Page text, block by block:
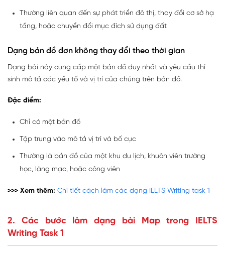
Thường liên quan đến sự phát triển đô thị, thay đổi cơ sở hạ
tầng, hoặc chuyển đổi mục đích sử dụng đất
Dạng bản đồ đơn không thay đổi theo thời gian
Dạng bài này cung cấp một bản đồ duy nhất và yêu cầu thí
sinh mô tả các yếu tố và vị trí của chúng trên bản đồ.
Đặc điểm:
Chỉ có một bản đồ
Tập trung vào mô tả vị trí và bố cục
Thường là bản đồ của một khu du lịch, khuôn viên trường
học, làng mạc, hoặc công viên
>>> Xem thêm: Chi tiết cách làm các dạng IELTS Writing task 1
2. Các bước làm dạng bài Map trong IELTS
Writing Task 1